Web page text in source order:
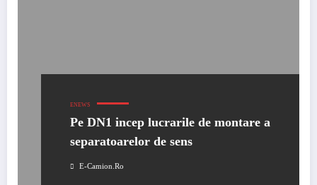
ENEWS
Pe DN1 incep lucrarile de montare a
separatoarelor de sens
E-Camion.ro